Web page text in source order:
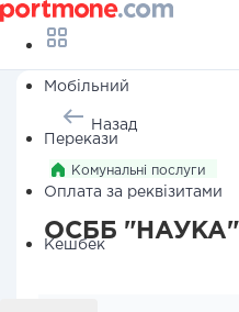
Мобільний
Перекази
Оплата за реквізитами
Кешбек
Назад
Комунальні послуги
ОСББ "НАУКА"